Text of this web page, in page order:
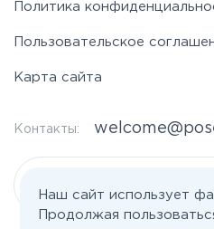
Политика
Пользовательское
Карта сайта
Контакты:
Наш сайт использует
Продолжая